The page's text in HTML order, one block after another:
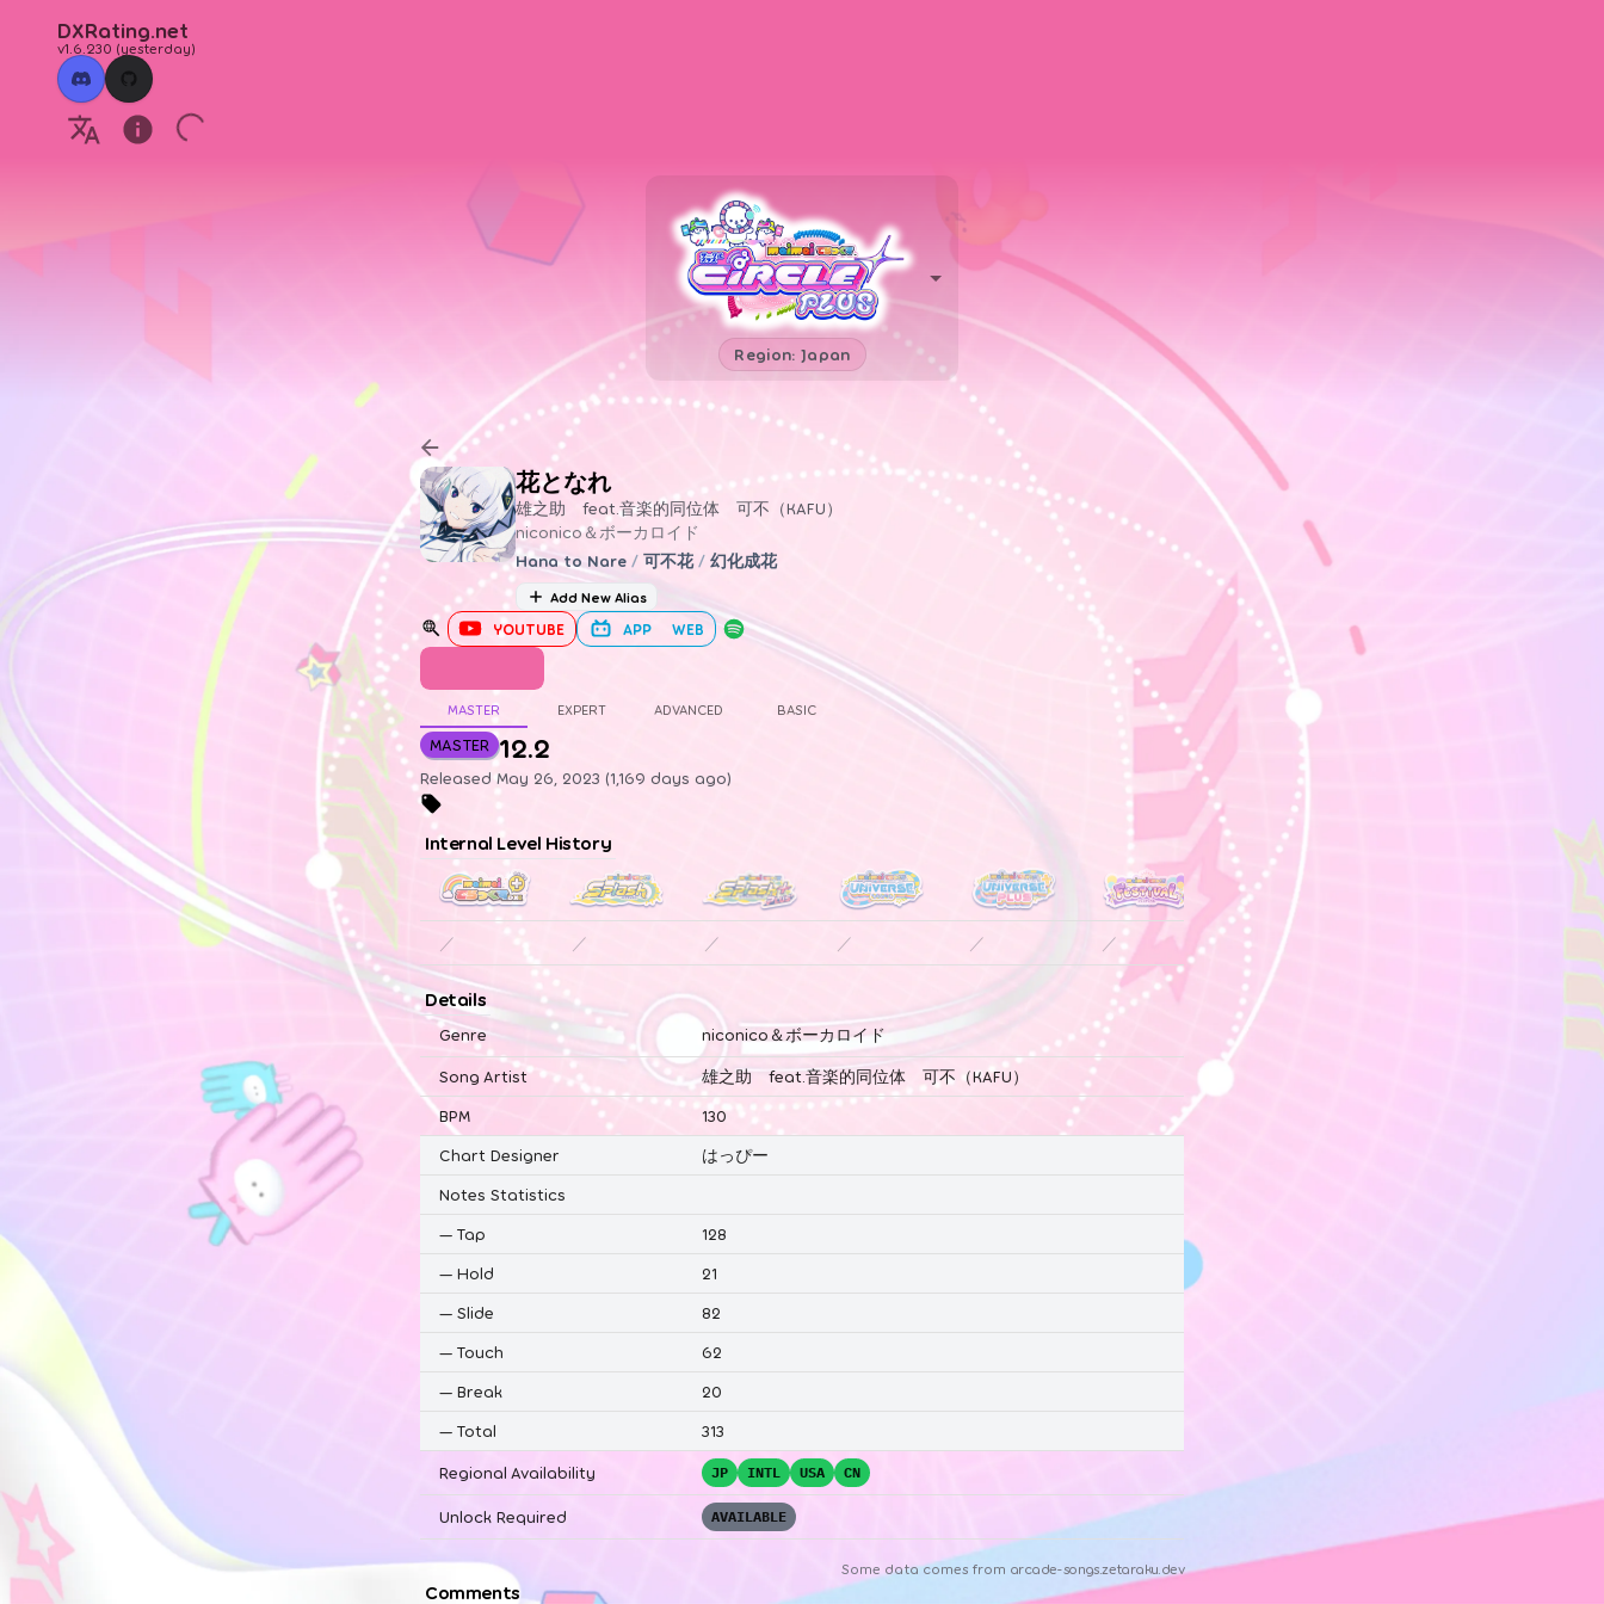
DXRating.net
v1.6.230 (yesterday)
Region: Japan
花となれ
雄之助 feat.音楽的同位体 可不（KAFU）
niconico＆ボーカロイド
Hana to Nare / 可不花 / 幻化成花
Add New Alias
YOUTUBE APP WEB
MASTER EXPERT ADVANCED BASIC
MASTER 12.2
Released May 26, 2023 (1,169 days ago)
Internal Level History
／ ／ ／ ／ ／ ／ 12.2
Details
Genre niconico＆ボーカロイド
Song Artist
雄之助 feat.音楽的同位体 可不（KAFU）
BPM
130
Chart Designer
はっぴー
Notes Statistics
— Tap
128
— Hold
21
— Slide
82
— Touch
62
— Break
20
— Total 313
Regional Availability JP INTL USA CN
Unlock Required AVAILABLE
Some data comes from arcade-songs.zetaraku.dev
Comments